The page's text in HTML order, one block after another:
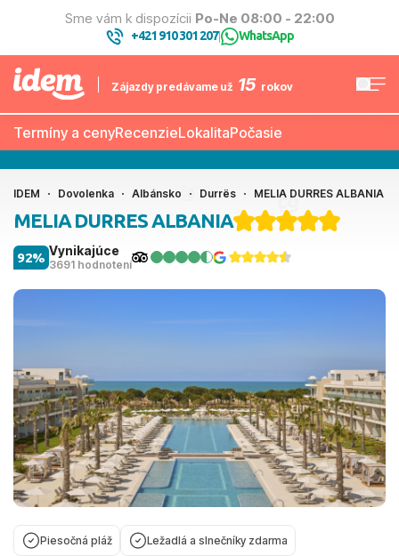
Sme vám k dispozícii Po-Ne 08:00 - 22:00
+421 910 301 207| WhatsApp
Zájazdy predávame už 15 rokov
Termíny a cenyRecenzieLokalitaPočasie
IDEM Dovolenka Albánsko Durrës MELIA DURRES ALBANIA
MELIA DURRES ALBANIA
Vynikajúce
3691 hodnotení
92%
Piesočná pláž Ležadlá a slnečníky zdarma